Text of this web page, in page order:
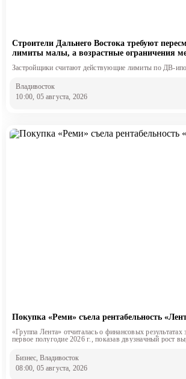
Строители Дальнего Востока требуют
лимиты малы, а возрастные ограничения
Застройщики считают действующие лимиты по ДВ-
Владивосток
10:00, 05 августа, 2026
Покупка «Реми» съела рентабельность
«Группа Лента» отчиталась о финансовых результатах
первое полугодие 2026 г., показав двузначный рост
Бизнес, Владивосток
08:00, 05 августа, 2026